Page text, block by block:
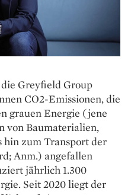
Greyfield Group
CO2-Emissionen, die
grauen Energie (jene
von Baumaterialien,
hin zum Transport der
Anm.) angefallen
jährlich 1.300
Seit 2020 liegt der